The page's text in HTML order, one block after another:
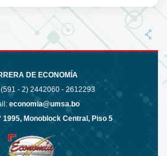
DE ECONOMÍA
- 2) 2442060 - 2612293
economia@umsa.bo
1995, Monoblock Central, Piso 5